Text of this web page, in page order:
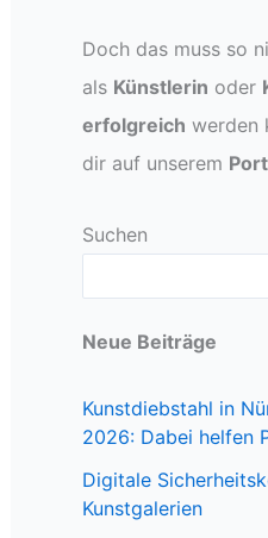
Doch das muss so
als Künstlerin oder
erfolgreich werden
dir auf unserem
Suchen
Neue Beiträge
Kunstdiebstahl in
2026: Dabei helfen
Digitale
Kunstgalerien